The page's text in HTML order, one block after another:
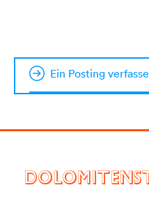
Ein Posting